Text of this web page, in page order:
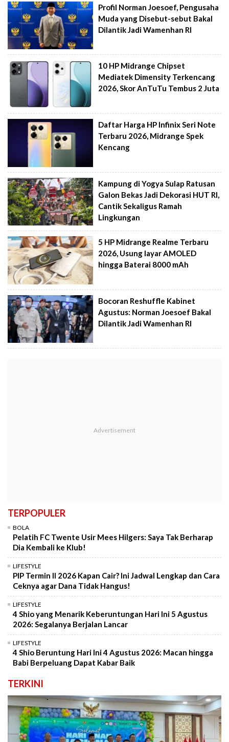
Profil Norman Joesoef, Pengusaha
Muda yang Disebut-sebut Bakal
Dilantik Jadi Wamenhan RI
10 HP Midrange Chipset
Mediatek Dimensity Terkencang
2026, Skor AnTuTu Tembus 2 Juta
Daftar Harga HP Infinix Seri Note
Terbaru 2026, Midrange Spek
Kencang
Kampung di Yogya Sulap Ratusan
Galon Bekas Jadi Dekorasi HUT RI,
Cantik Sekaligus Ramah
Lingkungan
5 HP Midrange Realme Terbaru
2026, Usung layar AMOLED
hingga Baterai 8000 mAh
Bocoran Reshuffle Kabinet
Agustus: Norman Joesoef Bakal
Dilantik Jadi Wamenhan RI
TERPOPULER
BOLA
Pelatih FC Twente Usir Mees Hilgers: Saya Tak Berharap
Dia Kembali ke Klub!
LIFESTYLE
PIP Termin II 2026 Kapan Cair? Ini Jadwal Lengkap dan Cara
Ceknya agar Dana Tidak Hangus!
LIFESTYLE
4 Shio yang Menarik Keberuntungan Hari Ini 5 Agustus
2026: Segalanya Berjalan Lancar
LIFESTYLE
4 Shio Beruntung Hari Ini 4 Agustus 2026: Macan hingga
Babi Berpeluang Dapat Kabar Baik
TERKINI